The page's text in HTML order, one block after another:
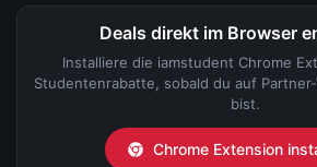
Deals direkt im Browser
Installiere die iamstudent Chrome
Studentenrabatte, sobald du auf
bist.
Chrome Extension